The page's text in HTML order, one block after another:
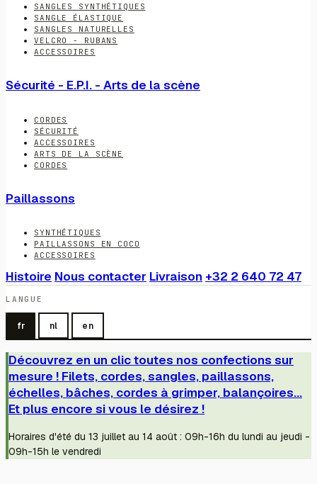
SANGLES SYNTHÉTIQUES
SANGLE ÉLASTIQUE
SANGLES NATURELLES
VELCRO - RUBANS
ACCESSOIRES
Sécurité - E.P.I. - Arts de la scène
CORDES
SÉCURITÉ
ACCESSOIRES
ARTS DE LA SCÈNE
CORDES
Paillassons
SYNTHÉTIQUES
PAILLASSONS EN COCO
ACCESSOIRES
Histoire Nous contacter Livraison +32 2 640 72 47
LANGUE
fr nl en
Découvrez en un clic toutes nos confections sur
mesure ! Filets, cordes, sangles, paillassons,
échelles, bâches, cordes à grimper, balançoires...
Et plus encore si vous le désirez !
Horaires d'été du 13 juillet au 14 août : 09h-16h du lundi au jeudi -
09h-15h le vendredi